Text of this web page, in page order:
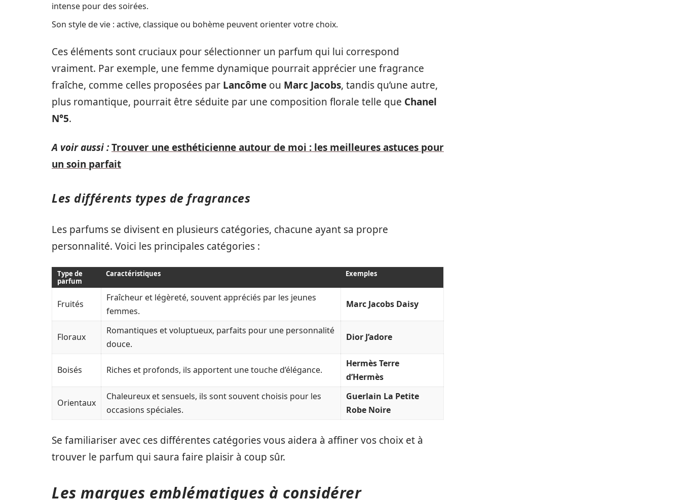
intense pour des soirées.
Son style de vie : active, classique ou bohème peuvent orienter votre choix.
Ces éléments sont cruciaux pour sélectionner un parfum qui lui correspond
vraiment. Par exemple, une femme dynamique pourrait apprécier une fragrance
fraîche, comme celles proposées par Lancôme ou Marc Jacobs, tandis qu’une autre,
plus romantique, pourrait être séduite par une composition florale telle que Chanel
N°5.
A voir aussi :Trouver une esthéticienne autour de moi : les meilleures astuces pour
un soin parfait
Les différents types de fragrances
Les parfums se divisent en plusieurs catégories, chacune ayant sa propre
personnalité. Voici les principales catégories :
Type de
parfum
Caractéristiques Exemples
Fruités
Fraîcheur et légèreté, souvent appréciés par les jeunes
femmes.
Marc Jacobs Daisy
Floraux
Romantiques et voluptueux, parfaits pour une personnalité
douce.
Dior J’adore
Boisés Riches et profonds, ils apportent une touche d’élégance.
Hermès Terre
d’Hermès
Orientaux
Chaleureux et sensuels, ils sont souvent choisis pour les
occasions spéciales.
Guerlain La Petite
Robe Noire
Se familiariser avec ces différentes catégories vous aidera à affiner vos choix et à
trouver le parfum qui saura faire plaisir à coup sûr.
Les marques emblématiques à considérer